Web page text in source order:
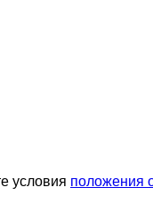
условия положения